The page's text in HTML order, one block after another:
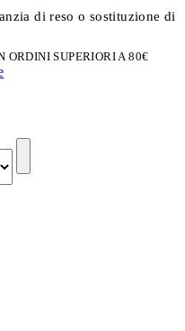
di reso o sostituzione di
ORDINI SUPERIORI A 80€